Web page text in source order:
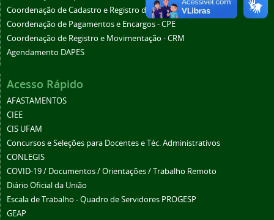
Coordenação de Cadastro e Registro de Pessoal - CCRP
Coordenação de Pagamentos e Encargos - CPE
Coordenação de Registro e Movimentação - CRM
Agendamento DAPES
Acesso Rápido
AFASTAMENTOS
CIEE
CIS UFAM
Concursos e Seleções para Docentes e Téc. Administrativos
CONLEGIS
COVID-19 / Documentos / Orientações / Trabalho Remoto
Diário Oficial da União
Escala de Trabalho - Quadro de Servidores PROGESP
GEAP